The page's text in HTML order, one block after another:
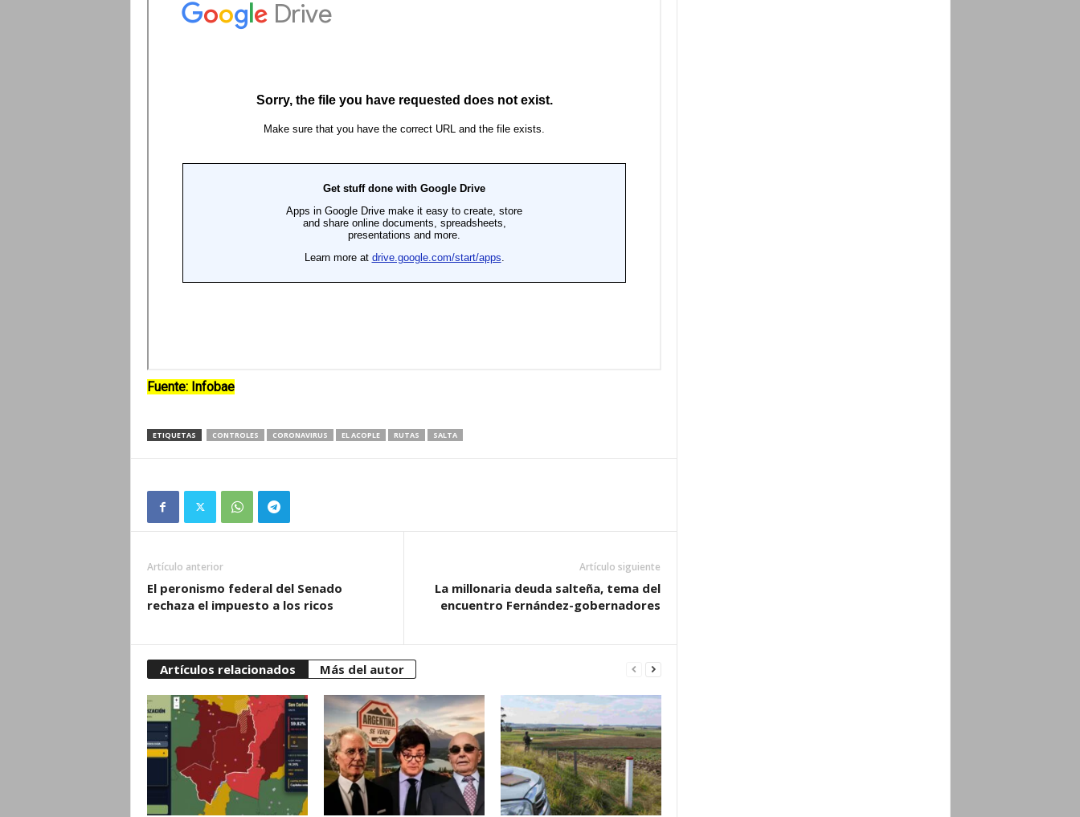
Fuente: Infobae
ETIQUETAS CONTROLES CORONAVIRUS EL ACOPLE RUTAS SALTA
Artículo anterior
El peronismo federal del Senado
rechaza el impuesto a los ricos
Artículo siguiente
La millonaria deuda salteña, tema del
encuentro Fernández-gobernadores
Artículos relacionados Más del autor